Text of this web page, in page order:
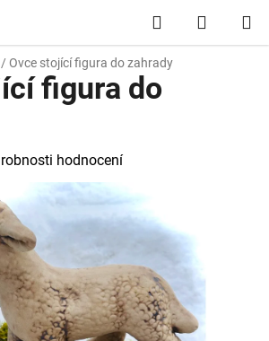
Hledat
KOŠÍK
/ Ovce stojící figura do zahrady
figura do
hodnocení